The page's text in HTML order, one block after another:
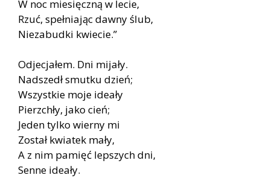
W noc miesięczną w lecie,
Rzuć, spełniając dawny ślub,
Niezabudki kwiecie.”
Odjecjałem. Dni mijały.
Nadszedł smutku dzień;
Wszystkie moje ideały
Pierzchły, jako cień;
Jeden tylko wierny mi
Został kwiatek mały,
A z nim pamięć lepszych dni,
Senne ideały.